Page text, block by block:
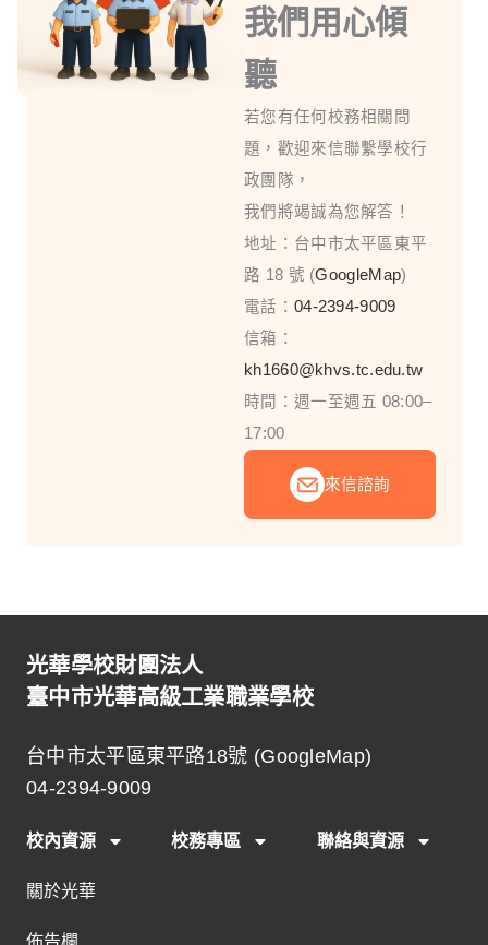
我們用心傾
聽
若您有任何校務相關問
題，歡迎來信聯繫學校行
政團隊，
我們將竭誠為您解答！
地址：台中市太平區東平
路 18 號 (GoogleMap)
電話： 04-2394-9009
信箱：
kh1660@khvs.tc.edu.tw
時間：週一至週五 08:00–
17:00
來信諮詢
光華學校財團法人
臺中市光華高級工業職業學校
台中市太平區東平路18號 (GoogleMap)
04-2394-9009
校內資源
關於光華
校務專區 聯絡與資源